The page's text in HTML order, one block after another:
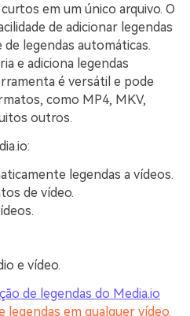
em um único arquivo. O
de adicionar legendas
legendas automáticas.
e adiciona legendas
é versátil e pode
como MP4, MKV,
outros.
legendas a vídeos.
de vídeo.
e vídeo.
de legendas do Media.io
legendas em qualquer vídeo.